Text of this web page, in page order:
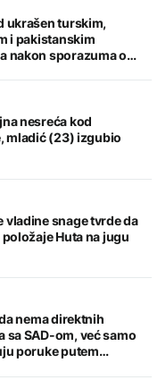
ukrašen turskim,
i pakistanskim
nakon sporazuma o
nesreća kod
mladić (23) izgubio
vladine snage tvrde da
Huta na jugu
nema direktnih
sa SAD-om, već samo
poruke putem